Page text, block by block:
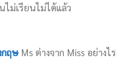
ม่เรียนไม่ได้แล้ว
กฤษMs ต่างจาก Miss อย่างไร